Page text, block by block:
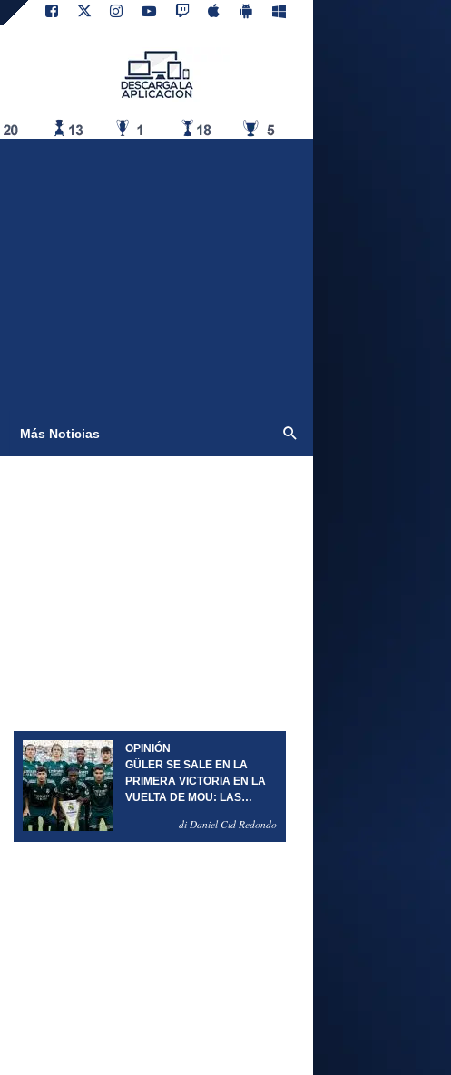
Más Noticias
OPINIÓN
GÜLER SE SALE EN LA
PRIMERA VICTORIA EN LA
VUELTA DE MOU: LAS
1-2 REAL MADRIDdi Daniel Cid Redondo